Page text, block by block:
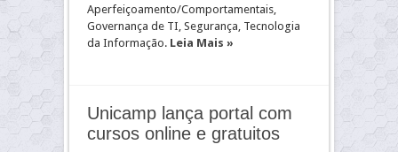
Aperfeiçoamento/Comportamentais,
Governança de TI, Segurança, Tecnologia
da Informação. Leia Mais »
Unicamp lança portal com
cursos online e gratuitos